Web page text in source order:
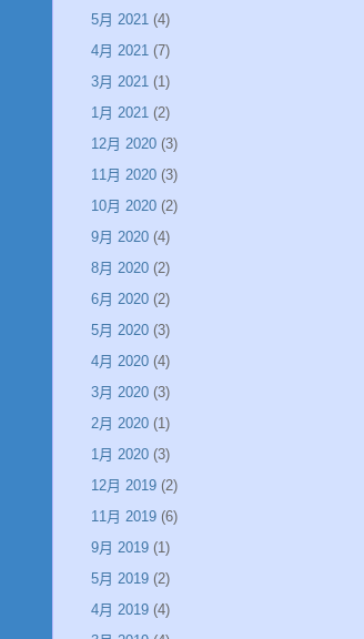
5月 2021 (4)
4月 2021 (7)
3月 2021 (1)
1月 2021 (2)
12月 2020 (3)
11月 2020 (3)
10月 2020 (2)
9月 2020 (4)
8月 2020 (2)
6月 2020 (2)
5月 2020 (3)
4月 2020 (4)
3月 2020 (3)
2月 2020 (1)
1月 2020 (3)
12月 2019 (2)
11月 2019 (6)
9月 2019 (1)
5月 2019 (2)
4月 2019 (4)